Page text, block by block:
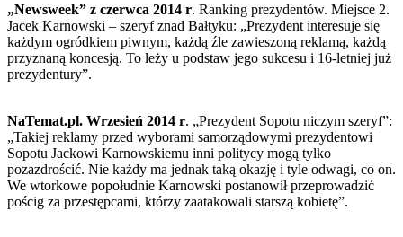
„Newsweek” z czerwca 2014 r. Ranking prezydentów. Miejsce 2.
Jacek Karnowski – szeryf znad Bałtyku: „Prezydent interesuje się
każdym ogródkiem piwnym, każdą źle zawieszoną reklamą, każdą
przyznaną koncesją. To leży u podstaw jego sukcesu i 16-letniej już
prezydentury”.
NaTemat.pl. Wrzesień 2014 r. „Prezydent Sopotu niczym szeryf”:
„Takiej reklamy przed wyborami samorządowymi prezydentowi
Sopotu Jackowi Karnowskiemu inni politycy mogą tylko
pozazdrościć. Nie każdy ma jednak taką okazję i tyle odwagi, co on.
We wtorkowe popołudnie Karnowski postanowił przeprowadzić
pościg za przestępcami, którzy zaatakowali starszą kobietę”.